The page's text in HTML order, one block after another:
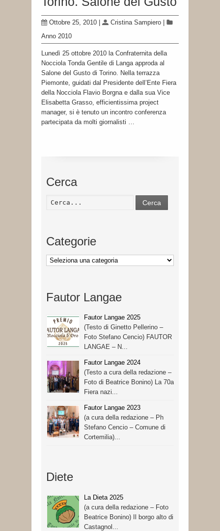
Ottobre 25, 2010 Cristina Sampiero
Anno 2010
Lunedì 25 ottobre 2010 la Confraternita della
Nocciola Tonda Gentile di Langa approda al
Salone del Gusto di Torino. Nella terrazza
Piemonte, guidati dal Presidente dell’Ente Fiera
della Nocciola Flavio Borgna e dalla sua Vice
Elisabetta Grasso, efficientissima project
manager, si è tenuto un incontro conferenza
partecipata da molti giornalisti …
Cerca
Cerca
Categorie
Categorie
Fautor Langae
Fautor Langae 2025
(Testo di Ginetto Pellerino –
Foto Stefano Cencio) FAUTOR
LANGAE – N...
Fautor Langae 2024
(Testo a cura della redazione –
Foto di Beatrice Bonino) La 70a
Fiera nazi...
Fautor Langae 2023
(a cura della redazione – Ph
Stefano Cencio – Comune di
Cortemilia)...
Diete
La Dieta 2025
(a cura della redazione – Foto
Beatrice Bonino) Il borgo alto di
Castagnol...